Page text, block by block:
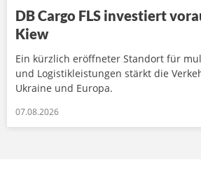
DB Cargo FLS investiert
Kiew
Ein kürzlich eröffneter Standort für
und Logistikleistungen stärkt die
Ukraine und Europa.
07.08.2026